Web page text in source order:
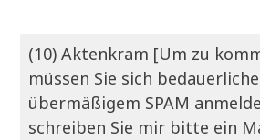
(10) Aktenkram [Um zu
müssen Sie sich
übermäßigem SPAM
schreiben Sie mir bitte ein